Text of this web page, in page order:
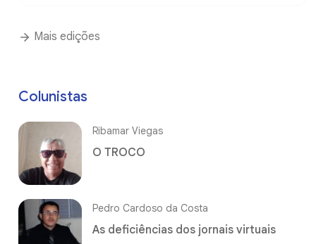
Mais edições
Colunistas
Ribamar Viegas
O TROCO
Pedro Cardoso da Costa
As deficiências dos jornais virtuais